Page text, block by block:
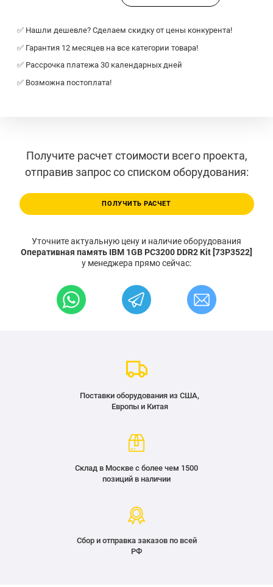
✅ Нашли дешевле? Сделаем скидку от цены конкурента!
✅ Гарантия 12 месяцев на все категории товара!
✅ Рассрочка платежа 30 календарных дней
✅ Возможна постоплата!
Получите расчет стоимости всего проекта,
отправив запрос со списком оборудования:
ПОЛУЧИТЬ РАСЧЕТ
Уточните актуальную цену и наличие оборудования
Оперативная память IBM 1GB PC3200 DDR2 Kit [73P3522]
у менеджера прямо сейчас:
Поставки оборудования из США,
Европы и Китая
Склад в Москве с более чем 1500
позиций в наличии
Сбор и отправка заказов по всей
РФ